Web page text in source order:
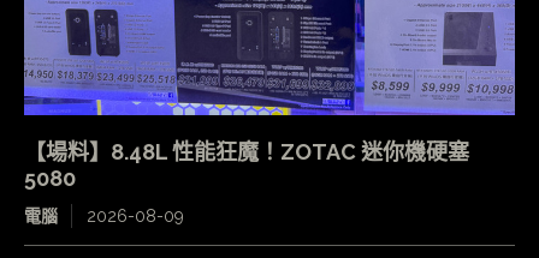
【場料】8.48L 性能狂魔！ZOTAC 迷你機硬塞
5080
電腦 2026-08-09